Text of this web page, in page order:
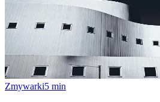
Zmywarki5 min